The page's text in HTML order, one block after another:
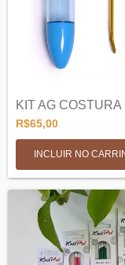
R$65,00